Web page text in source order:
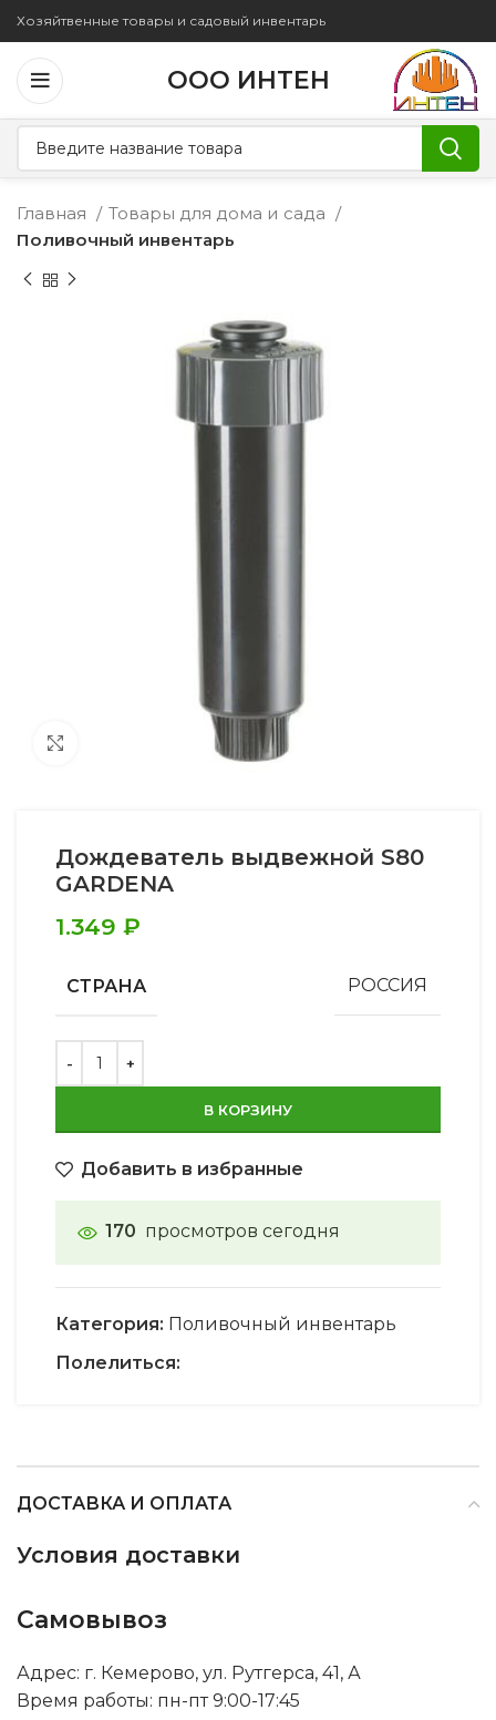
Хозяйтвенные товары и садовый инвентарь
ООО ИНТЕН
Главная
Товары для дома и сада
Поливочный инвентарь
Дождеватель выдвежной S80
GARDENA
1.349 ₽
СТРАНА РОССИЯ
В КОРЗИНУ
Добавить в избранные
170 просмотров сегодня
Категория: Поливочный инвентарь
Полелиться:
ДОСТАВКА И ОПЛАТА
Условия доставки
Самовывоз
Адрес: г. Кемерово, ул. Рутгерса, 41, А
Время работы: пн-пт 9:00-17:45